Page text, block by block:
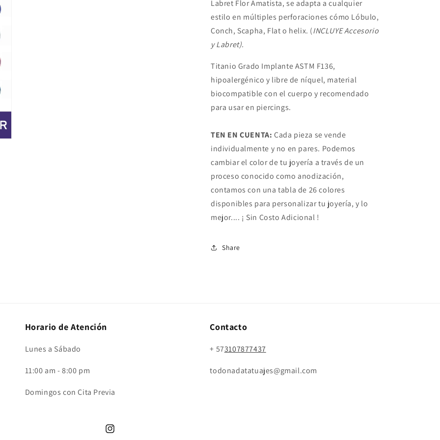
Labret Flor Amatista, se adapta a cualquier
estilo en múltiples perforaciones cómo Lóbulo,
Conch, Scapha, Flat o helix. (INCLUYEAccesorio
y Labret).
Titanio Grado Implante ASTM F136,
hipoalergénico y libre de níquel, material
biocompatible con el cuerpo y recomendado
para usar en piercings.
TEN EN CUENTA: Cada pieza se vende
individualmente y no en pares. Podemos
cambiar el color de tu joyería a través de un
proceso conocido como anodización,
contamos con una tabla de 26 colores
disponibles para personalizar tu joyería, y lo
mejor.... ¡ Sin Costo Adicional !
Share
Horario de Atención
Lunes a Sábado
11:00 am - 8:00 pm
Domingos con Cita Previa
Contacto
+ 573107877437
todonadatatuajes@gmail.com
Instagram